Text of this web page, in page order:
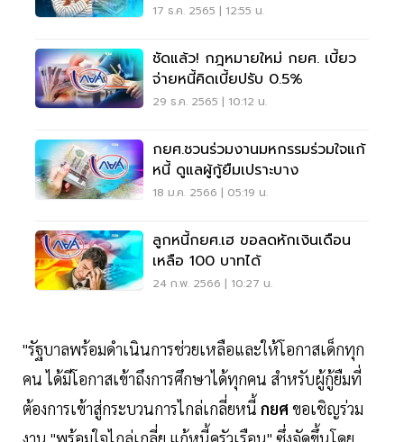
17 ธ.ค. 2565 | 12:55 น.
ชัดแล้ว! กฎหมายใหม่ กยศ. เบี้ยว
จ่ายหนี้คิดเบี้ยปรับ 0.5%
29 ธ.ค. 2565 | 10:12 น.
กยศ.ชวนร่วมงานมหกรรมร่วมใจแก้
หนี้ ดูแลผู้กู้ยืมเปราะบาง
18 ม.ค. 2566 | 05:19 น.
ลูกหนี้กยศ.เฮ ขอลดหักเงินเดือน
เหลือ 100 บาทได้
24 ก.พ. 2566 | 10:27 น.
"รัฐบาลพร้อมดำเนินการช่วยเหลือและให้โอกาสเด็กทุก
คน ได้มีโอกาสเข้าถึงการศึกษาได้ทุกคน สำหรับผู้กู้ยืมที่
ต้องการเข้าสู่กระบวนการไกล่เกลี่ยหนี้ กยศขอเชิญร่วม